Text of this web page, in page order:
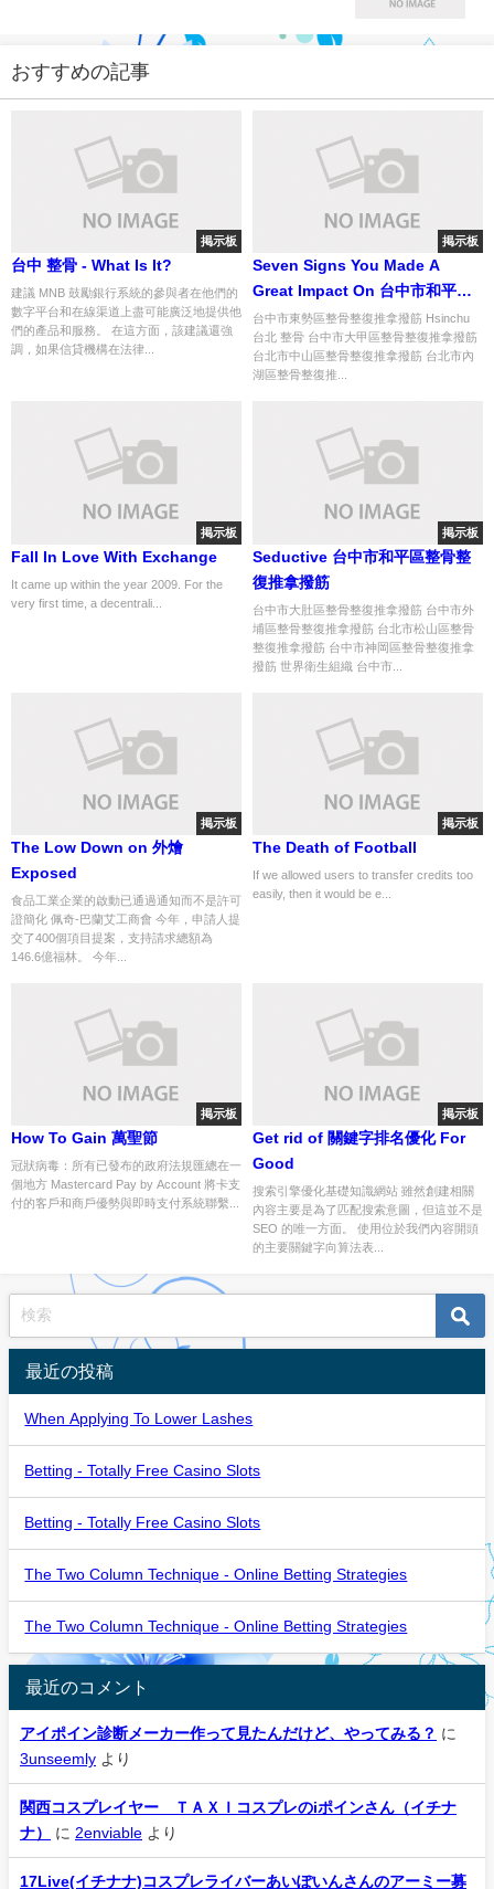
おすすめの記事
掲示板
台中 整骨 - What Is It?
建議 MNB 鼓勵銀行系統的參與者在他們的
數字平台和在線渠道上盡可能廣泛地提供他
們的產品和服務。 在這方面，該建議還強
調，如果信貸機構在法律...
掲示板
Seven Signs You Made A
Great Impact On 台中市和平區
整骨整復推拿撥筋
台中市東勢區整骨整復推拿撥筋 Hsinchu
台北 整骨 台中市大甲區整骨整復推拿撥筋
台北市中山區整骨整復推拿撥筋 台北市內
湖區整骨整復推...
掲示板
Fall In Love With Exchange
It came up within the year 2009. For the
very first time, a decentrali...
掲示板
Seductive 台中市和平區整骨整
復推拿撥筋
台中市大肚區整骨整復推拿撥筋 台中市外
埔區整骨整復推拿撥筋 台北市松山區整骨
整復推拿撥筋 台中市神岡區整骨整復推拿
撥筋 世界衛生組織 台中市...
掲示板
The Low Down on 外燴
Exposed
食品工業企業的啟動已通過通知而不是許可
證簡化 佩奇-巴蘭艾工商會 今年，申請人提
交了400個項目提案，支持請求總額為
146.6億福林。 今年...
掲示板
The Death of Football
If we allowed users to transfer credits too
easily, then it would be e...
掲示板
How To Gain 萬聖節
冠狀病毒：所有已發布的政府法規匯總在一
個地方 Mastercard Pay by Account 將卡支
付的客戶和商戶優勢與即時支付系統聯繫...
掲示板
Get rid of 關鍵字排名優化 For
Good
搜索引擎優化基礎知識網站 雖然創建相關
內容主要是為了匹配搜索意圖，但這並不是
SEO 的唯一方面。 使用位於我們內容開頭
的主要關鍵字向算法表...
最近の投稿
When Applying To Lower Lashes
Betting - Totally Free Casino Slots
Betting - Totally Free Casino Slots
The Two Column Technique - Online Betting Strategies
The Two Column Technique - Online Betting Strategies
最近のコメント
アイポイン診断メーカー作って見たんだけど、やってみる？ に
3unseemly より
関西コスプレイヤー ＴＡＸＩコスプレのiポインさん（イチナ
ナ）
に 2enviable より
17Live(イチナナ)コスプレライバーあいぽいんさんのアーミー募